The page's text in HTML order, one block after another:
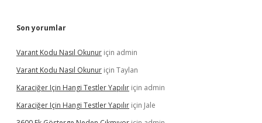
Son yorumlar
Varant Kodu Nasıl Okunur için admin
Varant Kodu Nasıl Okunur için Taylan
Karaciğer Için Hangi Testler Yapılır için admin
Karaciğer Için Hangi Testler Yapılır için Jale